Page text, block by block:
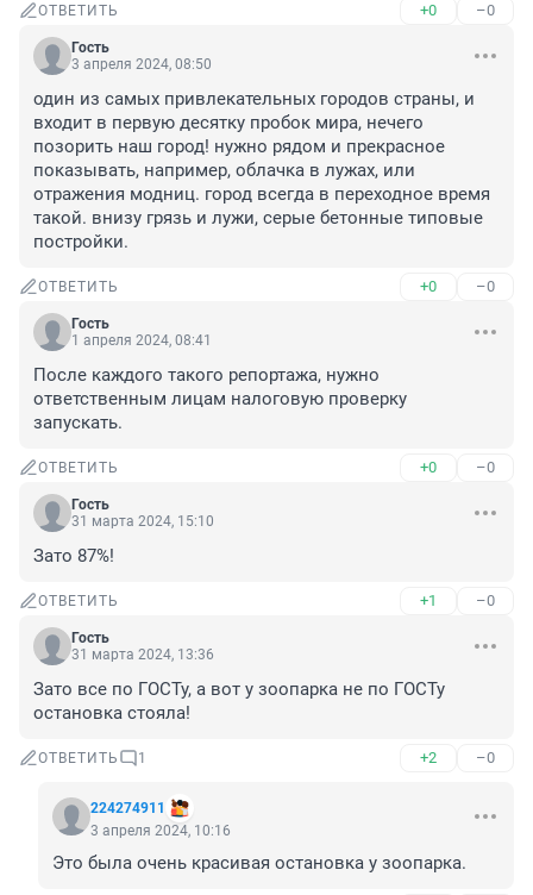
ОТВЕТИТЬ +0 –0
Гость
3 апреля 2024, 08:50
один из самых привлекательных городов страны, и
входит в первую десятку пробок мира, нечего
позорить наш город! нужно рядом и прекрасное
показывать, например, облачка в лужах, или
отражения модниц. город всегда в переходное время
такой. внизу грязь и лужи, серые бетонные типовые
постройки.
ОТВЕТИТЬ +0 –0
Гость
1 апреля 2024, 08:41
После каждого такого репортажа, нужно
ответственным лицам налоговую проверку
запускать.
ОТВЕТИТЬ +0 –0
Гость
31 марта 2024, 15:10
Зато 87%!
ОТВЕТИТЬ +1 –0
Гость
31 марта 2024, 13:36
Зато все по ГОСТу, а вот у зоопарка не по ГОСТу
остановка стояла!
ОТВЕТИТЬ 1 +2 –0
224274911
3 апреля 2024, 10:16
Это была очень красивая остановка у зоопарка.